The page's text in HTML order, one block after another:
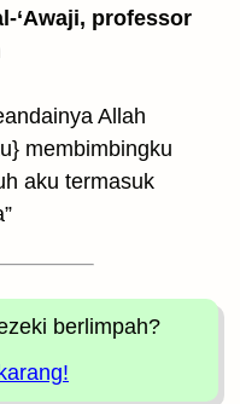
‘Awaji, professor
Allah
membimbingku
aku termasuk
berlimpah?